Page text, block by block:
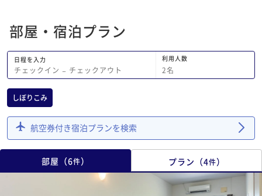
部屋・宿泊プラン
日程を入力
チェックイン − チェックアウト
利用人数
2名
しぼりこみ
航空券付き宿泊プランを検索
部屋 （6件） プラン （4件）